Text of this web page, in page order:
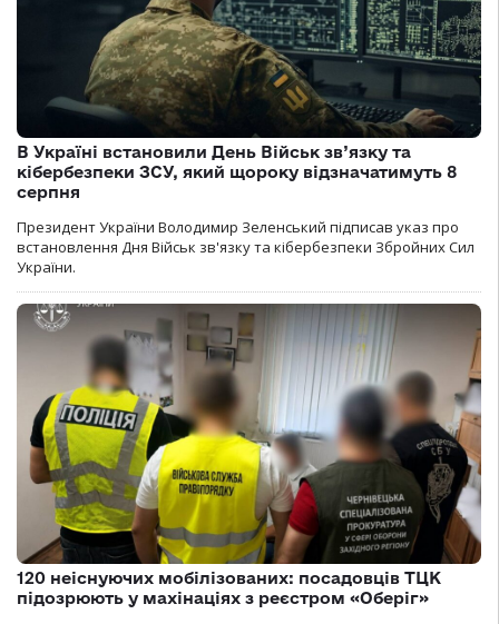
В Україні встановили День Військ зв’язку та
кібербезпеки ЗСУ, який щороку відзначатимуть 8
серпня
Президент України Володимир Зеленський підписав указ про
встановлення Дня Військ зв'язку та кібербезпеки Збройних Сил
України.
120 неіснуючих мобілізованих: посадовців ТЦК
підозрюють у махінаціях з реєстром «Оберіг»